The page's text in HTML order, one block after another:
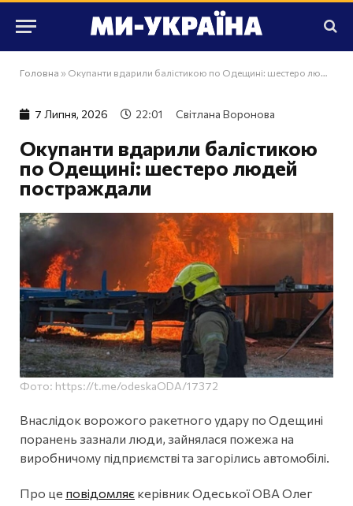
Головна » Окупанти вдарили балістикою по Одещині: шестеро людей постраждали
7 Липня, 2026 22:01 Світлана Воронова
Окупанти вдарили балістикою
по Одещині: шестеро людей
постраждали
Фото: https://t.me/odeskaODA/17372
Внаслідок ворожого ракетного удару по Одещині
поранень зазнали люди, зайнялася пожежа на
виробничому підприємстві та загорілись автомобілі.
Про це повідомляє керівник Одеської ОВА Олег